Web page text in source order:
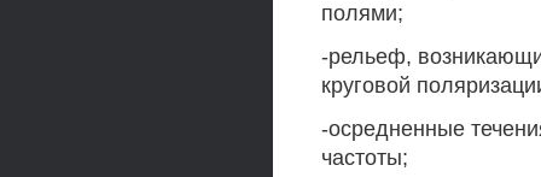
полями;
-рельеф,
круговой
-осредненные
частоты;